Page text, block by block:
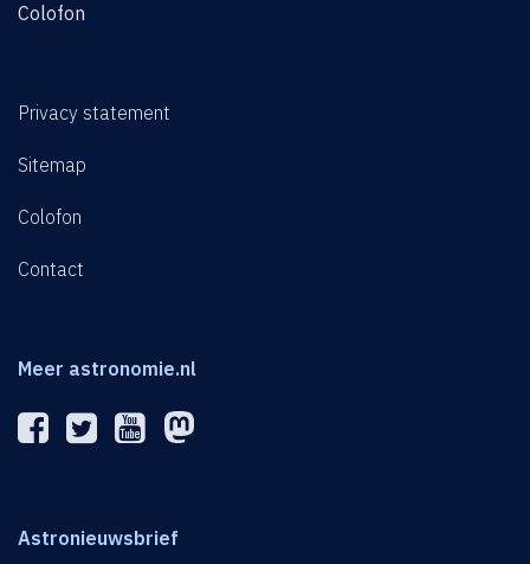
Colofon
Privacy statement
Sitemap
Colofon
Contact
Meer astronomie.nl
Astronieuwsbrief